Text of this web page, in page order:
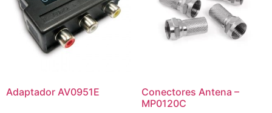
Adaptador AV0951E
Conectores Antena –
MP0120C